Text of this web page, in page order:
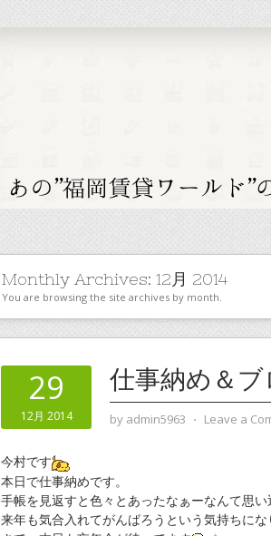
Monthly Archives: 12月 2014
You are browsing the site archives by month.
29
12月 2014
仕事納め＆
by admin5963 ⋅ Leave a
今村です
本日で仕事納めです。
手帳を見返すと色々とあったなぁーなんて思い
来年も気合入れてがんばろうという気持ちにな